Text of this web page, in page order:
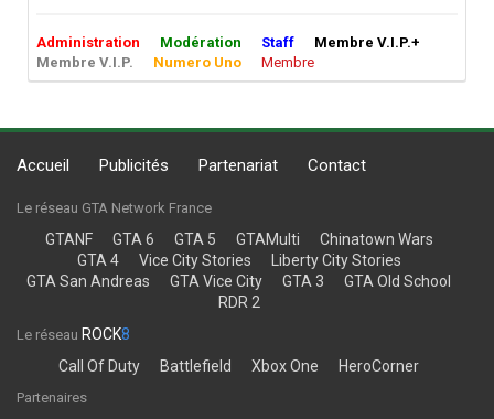
Administration Modération Staff
Membre V.I.P.+
Membre V.I.P.
Numero Uno Membre
Accueil Publicités Partenariat Contact
Le réseau GTA Network France
GTANF GTA 6 GTA 5 GTAMulti
Chinatown Wars
GTA 4
Vice City Stories
Liberty City Stories
GTA San Andreas
GTA Vice City GTA 3
GTA Old School
RDR 2
Le réseau ROCK8
Call Of Duty
Battlefield Xbox One HeroCorner
Partenaires